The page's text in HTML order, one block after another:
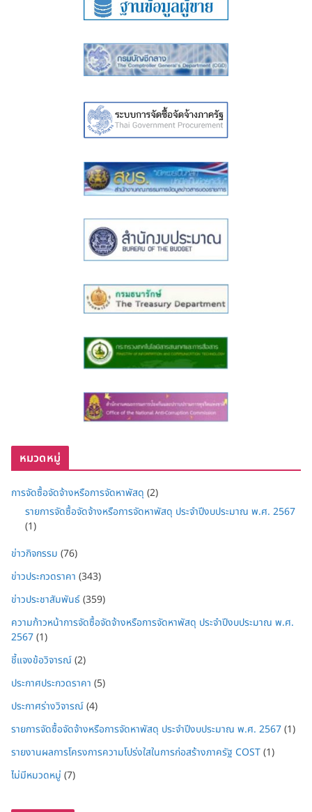
หมวดหมู่
การจัดซื้อจัดจ้างหรือการจัดหาพัสดุ (2)
รายการจัดซื้อจัดจ้างหรือการจัดหาพัสดุ ประจำปีงบประมาณ พ.ศ. 2567
(1)
ข่าวกิจกรรม (76)
ข่าวประกวดราคา (343)
ข่าวประชาสัมพันธ์(359)
ความก้าวหน้าการจัดซื้อจัดจ้างหรือการจัดหาพัสดุ ประจำปีงบประมาณ พ.ศ.
2567(1)
ชี้แจงข้อวิจารณ์(2)
ประกาศประกวดราคา (5)
ประกาศร่างวิจารณ์(4)
รายการจัดซื้อจัดจ้างหรือการจัดหาพัสดุ ประจำปีงบประมาณ พ.ศ. 2567(1)
รายงานผลการโครงการความโปร่งใสในการก่อสร้างภาครัฐ COST(1)
ไม่มีหมวดหมู่ (7)